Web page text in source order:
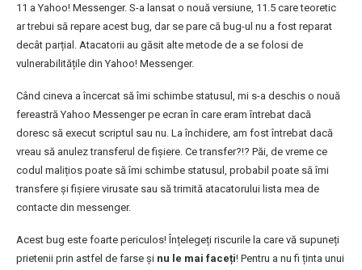
11 a Yahoo! Messenger. S-a lansat o nouă versiune, 11.5 care teoretic
ar trebui să repare acest bug, dar se pare că bug-ul nu a fost reparat
decât parțial. Atacatorii au găsit alte metode de a se folosi de
vulnerabilitățile din Yahoo! Messenger.
Când cineva a încercat să îmi schimbe statusul, mi s-a deschis o nouă
fereastră Yahoo Messenger pe ecran în care eram întrebat dacă
doresc să execut scriptul sau nu. La închidere, am fost întrebat dacă
vreau să anulez transferul de fișiere. Ce transfer?!? Păi, de vreme ce
codul malițios poate să îmi schimbe statusul, probabil poate să îmi
transfere și fișiere virusate sau să trimită atacatorului lista mea de
contacte din messenger.
Acest bug este foarte periculos! Înțelegeți riscurile la care vă supuneți
prietenii prin astfel de farse și nu le mai faceți! Pentru a nu fi ținta unui